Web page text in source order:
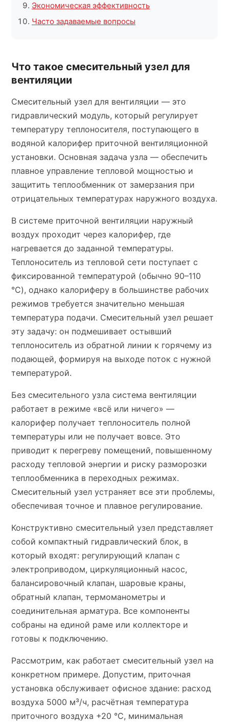
Экономическая эффективность
Часто задаваемые вопросы
Что такое смесительный узел для
вентиляции
Смесительный узел для вентиляции — это
гидравлический модуль, который регулирует
температуру теплоносителя, поступающего в
водяной калорифер приточной вентиляционной
установки. Основная задача узла — обеспечить
плавное управление тепловой мощностью и
защитить теплообменник от замерзания при
отрицательных температурах наружного воздуха.
В системе приточной вентиляции наружный
воздух проходит через калорифер, где
нагревается до заданной температуры.
Теплоноситель из тепловой сети поступает с
фиксированной температурой (обычно 90–110
°C), однако калориферу в большинстве рабочих
режимов требуется значительно меньшая
температура подачи. Смесительный узел решает
эту задачу: он подмешивает остывший
теплоноситель из обратной линии к горячему из
подающей, формируя на выходе поток с нужной
температурой.
Без смесительного узла система вентиляции
работает в режиме «всё или ничего» —
калорифер получает теплоноситель полной
температуры или не получает вовсе. Это
приводит к перегреву помещений, повышенному
расходу тепловой энергии и риску разморозки
теплообменника в переходных режимах.
Смесительный узел устраняет все эти проблемы,
обеспечивая точное и плавное регулирование.
Конструктивно смесительный узел представляет
собой компактный гидравлический блок, в
который входят: регулирующий клапан с
электроприводом, циркуляционный насос,
балансировочный клапан, шаровые краны,
обратный клапан, термоманометры и
соединительная арматура. Все компоненты
собраны на единой раме или коллекторе и
готовы к подключению.
Рассмотрим, как работает смесительный узел на
конкретном примере. Допустим, приточная
установка обслуживает офисное здание: расход
воздуха 5000 м³/ч, расчётная температура
приточного воздуха +20 °C, минимальная